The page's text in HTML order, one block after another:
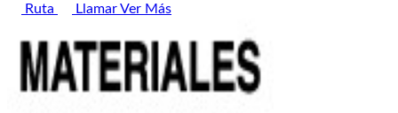
Ruta
LlamarVer Más